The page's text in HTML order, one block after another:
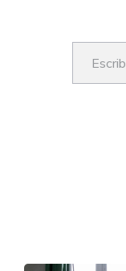
Escribí tu correo